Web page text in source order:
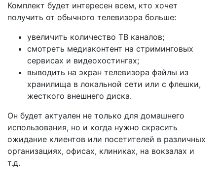
Комплект будет интересен всем, кто хочет
получить от обычного телевизора больше:
увеличить количество ТВ каналов;
смотреть медиаконтент на стриминговых
сервисах и видеохостингах;
выводить на экран телевизора файлы из
хранилища в локальной сети или с флешки,
жесткого внешнего диска.
Он будет актуален не только для домашнего
использования, но и когда нужно скрасить
ожидание клиентов или посетителей в различных
организациях, офисах, клиниках, на вокзалах и
т.д.